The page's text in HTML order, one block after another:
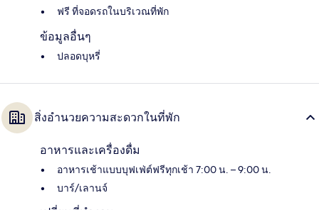
ฟรี ที่จอดรถในบริเวณที่พัก
ข้อมูลอื่นๆ
ปลอดบุหรี่
สิ่งอำนวยความสะดวกในที่พัก
อาหารและเครื่องดื่ม
อาหารเช้าแบบบุฟเฟ่ต์ฟรีทุกเช้า 7:00 น. – 9:00 น.
บาร์/เลานจ์